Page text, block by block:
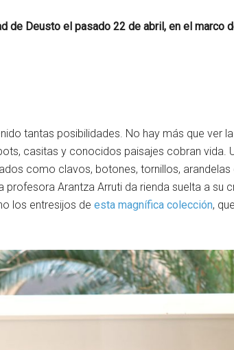
de Deusto el pasado 22 de abril, en el marco
tantas posibilidades. No hay más que
casitas y conocidos paisajes cobran
como clavos, botones, tornillos,
profesora Arantza Arruti da rienda suelta a
los entresijos de esta magnífica colección,